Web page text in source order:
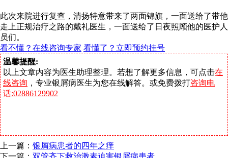
此次来院进行复查，清扬特意带来了两面锦旗，一面送给了带他
走上正规治疗之路的戴礼医生，一面送给了日夜照顾他的医护人
员们。
看不懂？在线咨询专家 看懂了？立即预约挂号
温馨提醒:
以上文章内容为医生助理整理。若想了解更多信息，可点击在
线咨询 ，专业银屑病医生为您在线解答。或免费拨打咨询电
话:02886129902
上一篇： 银屑病患者的四年之痒
下一篇： 双管齐下救治激素迫害银屑病患者